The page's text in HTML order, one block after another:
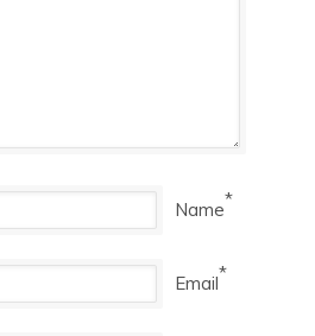
Name*
Email*